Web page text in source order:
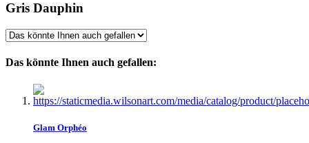
Gris Dauphin
Das könnte Ihnen auch gefallen:
Glam Orphéo